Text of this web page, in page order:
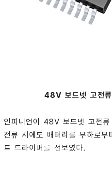
48V 보드넷 고전
인피니언이 48V 보드넷 고전
전류 시에도 배터리를 부하로
트 드라이버를 선보였다.